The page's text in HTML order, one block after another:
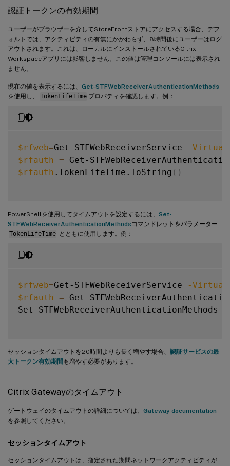
認証トークンの有効期間
ユーザーがブラウザーを介してStoreFrontストアにアクセスする場合、デフ
ォルトでは、アクティビティの有無にかかわらず、8時間後にユーザーはログ
アウトされます。これは、ローカルにインストールされているCitrix
Workspaceアプリには影響しません。この値は管理コンソールには表示され
ません。
現在の値を表示するには、 Get-STFWebReceiverAuthenticationMethods
を使用し、
TokenLifeTime プロパティを確認します。例：
$rfweb=Get-STFWebReceiverService
-
$rfauth = Get-
$rfauth .TokenLifeTime.ToString ( )
PowerShellを使用してタイムアウトを設定するには、 Set-
STFWebReceiverAuthenticationMethods コマンドレットをパラメーター
TokenLifeTime とともに使用します。例：
$rfweb=Get-STFWebReceiverService
-
$rfauth = Get-
Set-STFWebReceiverAuthenticationMethods
セッションタイムアウトを20時間よりも長く増やす場合、 認証サービスの最
大トークン有効期間 も増やす必要があります。
Citrix Gatewayのタイムアウト
ゲートウェイのタイムアウトの詳細については、 Gateway documentation
を参照してください。
セッションタイムアウト
セッションタイムアウトは、指定された期間ネットワークアクティビティが